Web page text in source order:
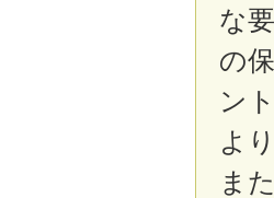
な
の
ン
よ
ま